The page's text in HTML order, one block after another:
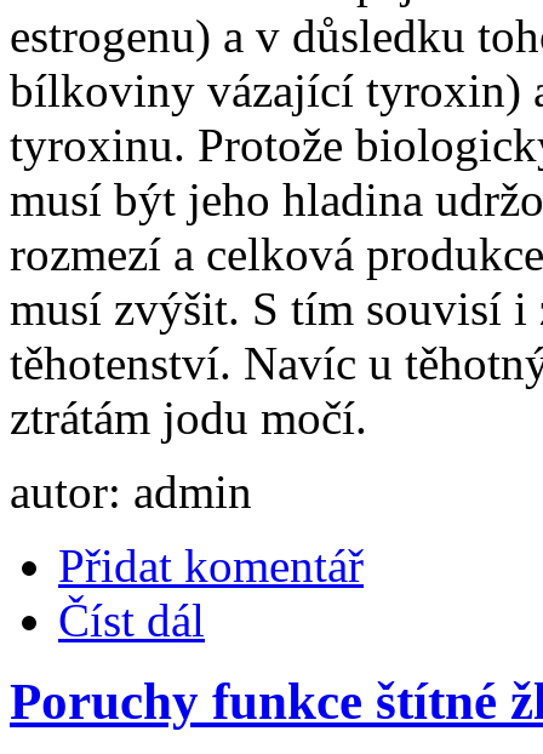
estrogenu) a v důsledku
bílkoviny vázající tyroxin)
tyroxinu. Protože
musí být jeho hladina
rozmezí a celková
musí zvýšit. S tím souvisí i
těhotenství. Navíc u
ztrátám jodu močí.
autor: admin
Přidat komentář
Číst dál
Poruchy funkce štítné